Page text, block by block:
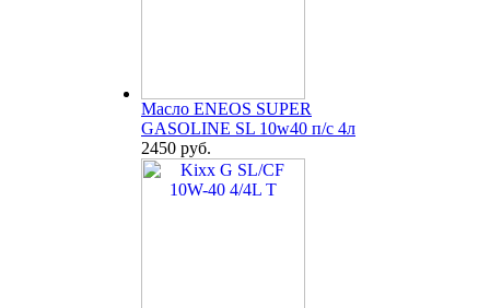
Масло ENEOS SUPER
GASOLINE SL 10w40 п/с 4л
2450 руб.